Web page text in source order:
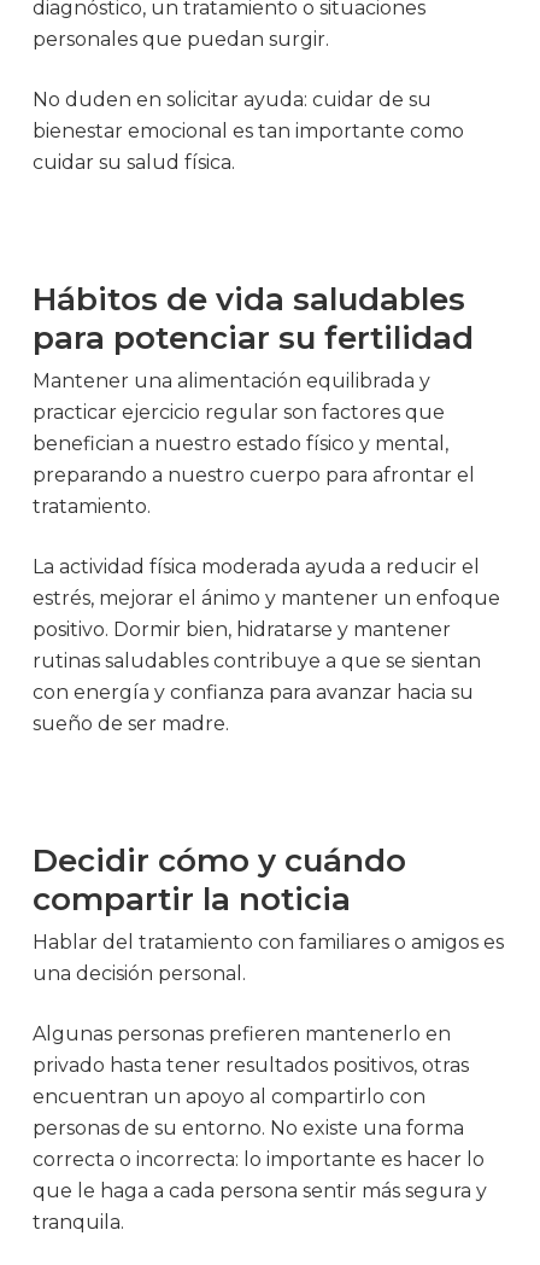
diagnóstico, un tratamiento o situaciones
personales que puedan surgir.
No duden en solicitar ayuda: cuidar de su
bienestar emocional es tan importante como
cuidar su salud física.
Hábitos de vida saludables
para potenciar su fertilidad
Mantener una alimentación equilibrada y
practicar ejercicio regular son factores que
benefician a nuestro estado físico y mental,
preparando a nuestro cuerpo para afrontar el
tratamiento.
La actividad física moderada ayuda a reducir el
estrés, mejorar el ánimo y mantener un enfoque
positivo. Dormir bien, hidratarse y mantener
rutinas saludables contribuye a que se sientan
con energía y confianza para avanzar hacia su
sueño de ser madre.
Decidir cómo y cuándo
compartir la noticia
Hablar del tratamiento con familiares o amigos es
una decisión personal.
Algunas personas prefieren mantenerlo en
privado hasta tener resultados positivos, otras
encuentran un apoyo al compartirlo con
personas de su entorno. No existe una forma
correcta o incorrecta: lo importante es hacer lo
que le haga a cada persona sentir más segura y
tranquila.